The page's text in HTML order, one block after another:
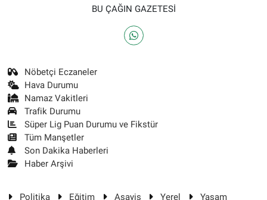
BU ÇAĞIN GAZETESİ
Nöbetçi Eczaneler
Hava Durumu
Namaz Vakitleri
Trafik Durumu
Süper Lig Puan Durumu ve Fikstür
Tüm Manşetler
Son Dakika Haberleri
Haber Arşivi
Politika Eğitim Asayiş Yerel Yaşam